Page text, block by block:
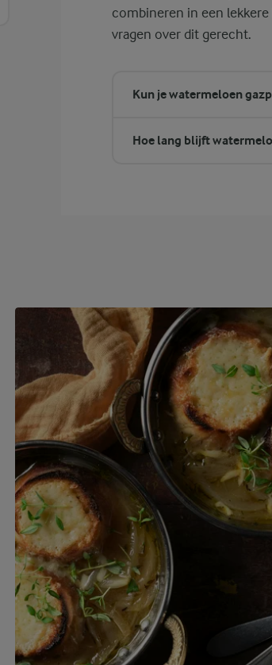
combineren in een
vragen over dit gerecht.
Kun je watermeloen
Hoe lang blijft